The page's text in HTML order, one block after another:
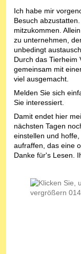
Ich habe mir
Besuch
mitzukommen.
zu unternehmen,
unbedingt
Durch das Tierheim
gemeinsam mit
viel ausgemacht.
Melden Sie sich
Sie interessiert.
Damit endet hier
nächsten Tagen
einstellen und
aufraffen, das eine
Danke für's Lesen.